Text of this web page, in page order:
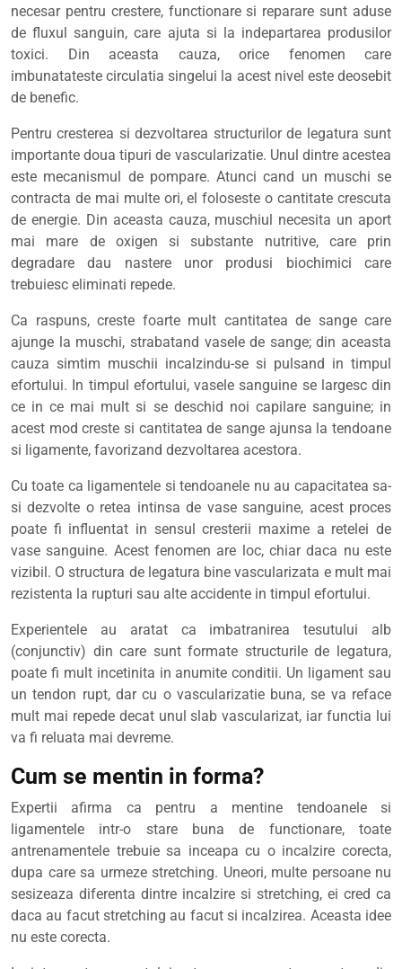
necesar pentru crestere, functionare si reparare sunt aduse
de fluxul sanguin, care ajuta si la indepartarea produsilor
toxici. Din aceasta cauza, orice fenomen care
imbunatateste circulatia singelui la acest nivel este deosebit
de benefic.
Pentru cresterea si dezvoltarea structurilor de legatura sunt
importante doua tipuri de vascularizatie. Unul dintre acestea
este mecanismul de pompare. Atunci cand un muschi se
contracta de mai multe ori, el foloseste o cantitate crescuta
de energie. Din aceasta cauza, muschiul necesita un aport
mai mare de oxigen si substante nutritive, care prin
degradare dau nastere unor produsi biochimici care
trebuiesc eliminati repede.
Ca raspuns, creste foarte mult cantitatea de sange care
ajunge la muschi, strabatand vasele de sange; din aceasta
cauza simtim muschii incalzindu-se si pulsand in timpul
efortului. In timpul efortului, vasele sanguine se largesc din
ce in ce mai mult si se deschid noi capilare sanguine; in
acest mod creste si cantitatea de sange ajunsa la tendoane
si ligamente, favorizand dezvoltarea acestora.
Cu toate ca ligamentele si tendoanele nu au capacitatea sa-
si dezvolte o retea intinsa de vase sanguine, acest proces
poate fi influentat in sensul cresterii maxime a retelei de
vase sanguine. Acest fenomen are loc, chiar daca nu este
vizibil. O structura de legatura bine vascularizata e mult mai
rezistenta la rupturi sau alte accidente in timpul efortului.
Experientele au aratat ca imbatranirea tesutului alb
(conjunctiv) din care sunt formate structurile de legatura,
poate fi mult incetinita in anumite conditii. Un ligament sau
un tendon rupt, dar cu o vascularizatie buna, se va reface
mult mai repede decat unul slab vascularizat, iar functia lui
va fi reluata mai devreme.
Cum se mentin in forma?
Expertii afirma ca pentru a mentine tendoanele si
ligamentele intr-o stare buna de functionare, toate
antrenamentele trebuie sa inceapa cu o incalzire corecta,
dupa care sa urmeze stretching. Uneori, multe persoane nu
sesizeaza diferenta dintre incalzire si stretching, ei cred ca
daca au facut stretching au facut si incalzirea. Aceasta idee
nu este corecta.